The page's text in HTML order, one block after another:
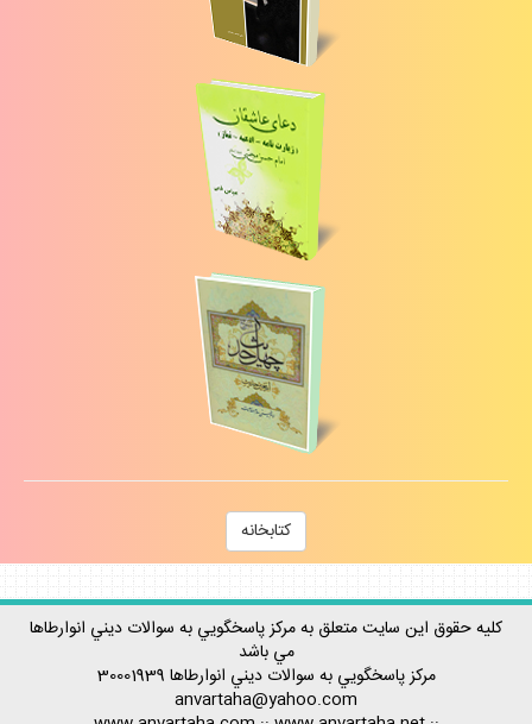
كتابخانه
كليه حقوق اين سايت متعلق به مركز پاسخگويي به سوالات ديني انوارطاها
مي باشد
مركز پاسخگويي به سوالات ديني انوارطاها 30001939
anvartaha@yahoo.com